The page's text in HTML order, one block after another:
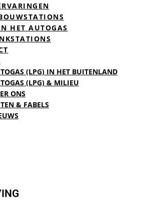
HET AUTOGAS
(LPG) IN HET BUITENLAND
(LPG) & MILIEU
ONS
& FABELS